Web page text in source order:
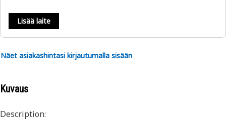
Lisää laite
Näet asiakashintasi kirjautumalla sisään
Kuvaus
Description: